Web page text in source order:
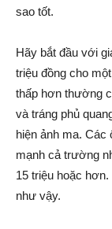
sao tốt.
Hãy bắt đầu với
triệu đồng cho
thấp hơn thường
và tráng phủ
hiện ảnh ma. Các
mạnh cả trường
15 triệu hoặc
như vậy.